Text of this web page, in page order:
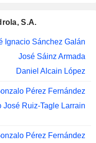
S.A.
Ignacio Sánchez Galán
José Sáinz Armada
Daniel Alcain López
Pérez Fernández
José Ruiz-Tagle Larrain
Pérez Fernández